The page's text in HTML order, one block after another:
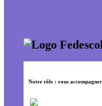
Notre rôle : vous